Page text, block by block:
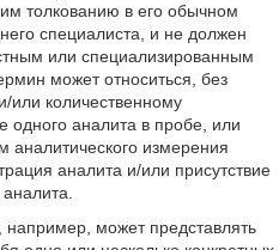
толкованию в его обычном
специалиста, и не должен
или специализированным
может относиться, без
или количественному
аналита в пробе, или
аналитического измерения
аналита и/или присутствие
может представлять